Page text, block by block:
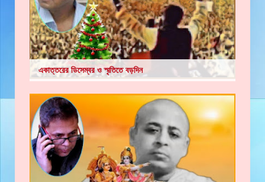
একাত্তরের ডিসেম্বর ও স্মৃতিতে বড়দিন